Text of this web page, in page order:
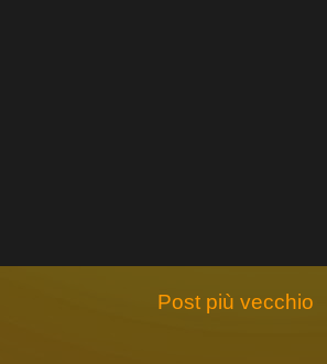
Post più vecchio